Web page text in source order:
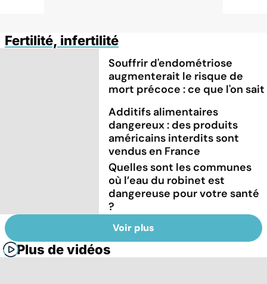
Fertilité, infertilité
Souffrir d'endométriose
augmenterait le risque de
mort précoce : ce que l'on sait
Additifs alimentaires
dangereux : des produits
américains interdits sont
vendus en France
Quelles sont les communes
où l’eau du robinet est
dangereuse pour votre santé
?
Voir plus
Plus de vidéos